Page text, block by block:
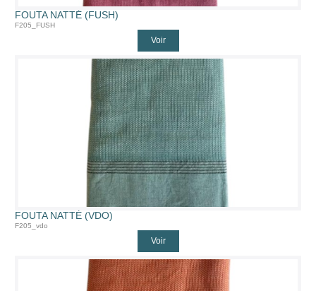
FOUTA NATTÉ (FUSH)
F205_FUSH
Voir
FOUTA NATTÉ (VDO)
F205_vdo
Voir